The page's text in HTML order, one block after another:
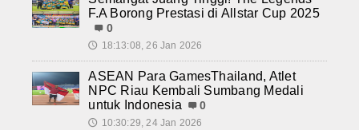
F.A Borong Prestasi di Allstar Cup 2025
0
🕔 18:13:08, 26 Jan 2026
ASEAN Para GamesThailand, Atlet
NPC Riau Kembali Sumbang Medali
untuk Indonesia
0
🕔 10:30:29, 24 Jan 2026